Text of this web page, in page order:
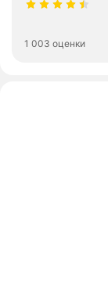
1 003 оценки